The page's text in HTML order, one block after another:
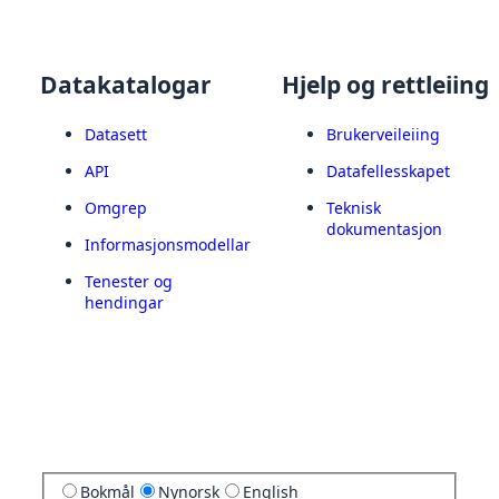
Datakatalogar
Datasett
API
Omgrep
Informasjonsmodellar
Tenester og
hendingar
Hjelp og rettleiing
Brukerveileiing
Datafellesskapet
Teknisk
dokumentasjon
Bokmål Nynorsk English